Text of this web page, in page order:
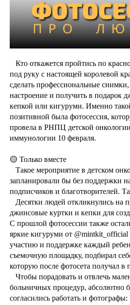
⠀Кто откажется пройтись по
под руку с настоящей королевой
сделать профессиональные снимки,
настроение и получить в подарок
кепкой или кигуруми. Именно
позитивной была фотосессия,
провела в РНПЦ детской
иммунологии 10 февраля.
🟡 Только вместе
⠀Такое мероприятие в детском
запланировали бы без поддержки
подписчиков и благотворителей.
⠀Десятки людей откликнулись на
джинсовые куртки и кепки для
С прошлой фотосессии также
яркие кигуруми от @mintkit_official
участию и поддержке каждый
съемочную площадку, подбирал
которую после фотосета получал в
⠀Чтобы порадовать и отвлечь
больничных процедур, абсолютно
согласились работать и